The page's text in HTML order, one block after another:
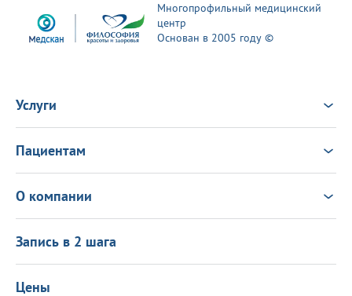
Многопрофильный медицинский
центр
Основан в 2005 году ©
Услуги
Врачи
Консультация Онлайн
Выезд врача на дом
Пациентам
Новости
Политика в области качества
Подарочные сертификаты
Программа лояльности
О компании
Информация для пациентов
Лицензиии
Вакансии
Запись в 2 шага
Цены